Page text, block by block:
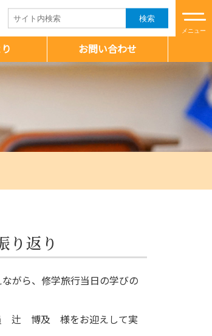
検索
お問い合わせ
返り
がら、修学旅行当日の学びの
員 辻 博及 様をお迎えして実